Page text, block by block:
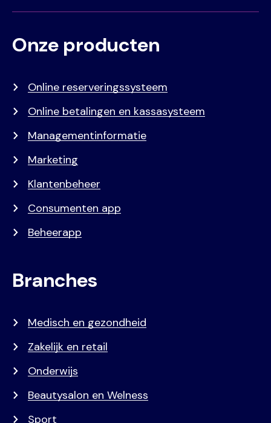
Voet
Primair
Onze producten
Online reserveringssysteem
Online betalingen en kassasysteem
Managementinformatie
Marketing
Klantenbeheer
Consumenten app
Beheerapp
Branches
Medisch en gezondheid
Zakelijk en retail
Onderwijs
Beautysalon en Welness
Sport